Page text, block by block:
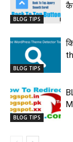
BLOG TIPS
BLOG TIPS
BLOG TIPS